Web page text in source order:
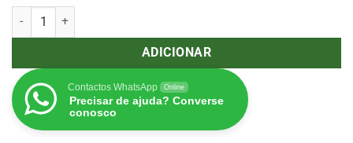
Quantidade de Propagador Elétrico c/ Termostato 59x41x26,5cm
ADICIONAR
Contactos WhatsApp Online
Precisar de ajuda? Converse
conosco